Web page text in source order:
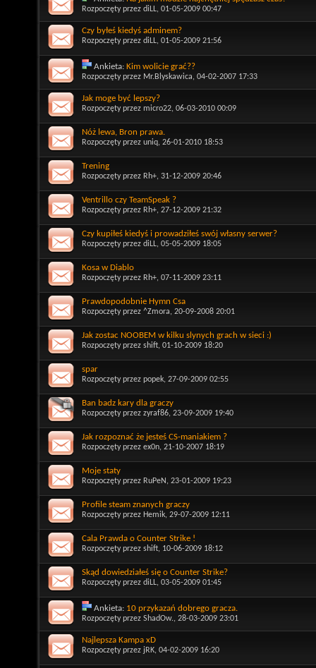
Rozpoczęty przez diLL, 01-05-2009 00:47
Czy byłeś kiedyś adminem?
Rozpoczęty przez diLL, 01-05-2009 21:56
Ankieta: Kim wolicie grać??
Rozpoczęty przez Mr.Blyskawica, 04-02-2007 17:33
Jak moge być lepszy?
Rozpoczęty przez micro22, 06-03-2010 00:09
Nóż lewa, Bron prawa.
Rozpoczęty przez uniq, 26-01-2010 18:53
Trening
Rozpoczęty przez Rh+, 31-12-2009 20:46
Ventrillo czy TeamSpeak ?
Rozpoczęty przez Rh+, 27-12-2009 21:32
Czy kupiłeś kiedyś i prowadziłeś swój własny serwer?
Rozpoczęty przez diLL, 05-05-2009 18:05
Kosa w Diablo
Rozpoczęty przez Rh+, 07-11-2009 23:11
Prawdopodobnie Hymn Csa
Rozpoczęty przez ^Zmora, 20-09-2008 20:01
Jak zostac NOOBEM w kilku slynych grach w sieci :)
Rozpoczęty przez shift, 01-10-2009 18:20
spar
Rozpoczęty przez popek, 27-09-2009 02:55
Ban badz kary dla graczy
Rozpoczęty przez zyraf86, 23-09-2009 19:40
Jak rozpoznać że jesteś CS-maniakiem ?
Rozpoczęty przez ex0n, 21-10-2007 18:19
Moje staty
Rozpoczęty przez RuPeN , 23-01-2009 19:23
Profile steam znanych graczy
Rozpoczęty przez Hemik, 29-07-2009 12:11
Cala Prawda o Counter Strike !
Rozpoczęty przez shift, 10-06-2009 18:12
Skąd dowiedziałeś się o Counter Strike?
Rozpoczęty przez diLL, 03-05-2009 01:45
Ankieta: 10 przykazań dobrego gracza.
Rozpoczęty przez ShadOw., 28-03-2009 23:01
Najlepsza Kampa xD
Rozpoczęty przez jRK, 04-02-2009 16:20